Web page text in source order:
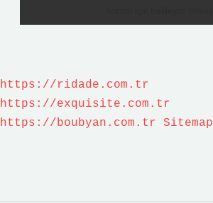
https://ridade.com.tr
https://exquisite.com.tr
https://boubyan.com.tr
Sitemap